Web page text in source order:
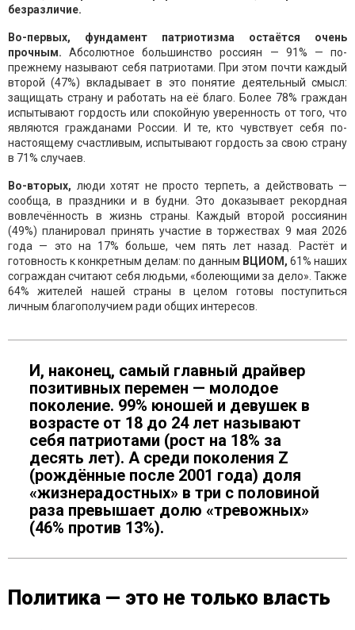
безразличие.
Во-первых, фундамент патриотизма остаётся очень
прочным. Абсолютное большинство россиян — 91% — по-
прежнему называют себя патриотами. При этом почти каждый
второй (47%) вкладывает в это понятие деятельный смысл:
защищать страну и работать на её благо. Более 78% граждан
испытывают гордость или спокойную уверенность от того, что
являются гражданами России. И те, кто чувствует себя по-
настоящему счастливым, испытывают гордость за свою страну
в 71% случаев.
Во-вторых, люди хотят не просто терпеть, а действовать —
сообща, в праздники и в будни. Это доказывает рекордная
вовлечённость в жизнь страны. Каждый второй россиянин
(49%) планировал принять участие в торжествах 9 мая 2026
года — это на 17% больше, чем пять лет назад. Растёт и
готовность к конкретным делам: по данным ВЦИОМ, 61% наших
сограждан считают себя людьми, «болеющими за дело». Также
64% жителей нашей страны в целом готовы поступиться
личным благополучием ради общих интересов.
И, наконец, самый главный драйвер
позитивных перемен — молодое
поколение. 99% юношей и девушек в
возрасте от 18 до 24 лет называют
себя патриотами (рост на 18% за
десять лет). А среди поколения Z
(рождённые после 2001 года) доля
«жизнерадостных» в три с половиной
раза превышает долю «тревожных»
(46% против 13%).
Политика — это не только власть